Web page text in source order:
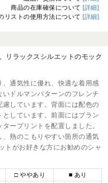
商品の在庫確保について [詳細]
リストの使用方法について [詳細]
リラックスシルエットのモック
通気性に優れ、快適な着用感
ドルマンパターンのフレンチ
しています。背面には配色の
しています。前面にはブラン
ープリントを配置しました。
熱のこもりやすい箇所の通気
トがお好きな方にお勧めのシャ
□ ややあり
■ あり